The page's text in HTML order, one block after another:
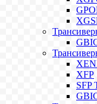
XFP
SFP